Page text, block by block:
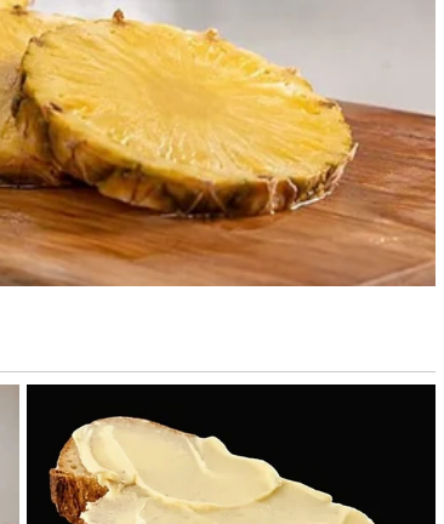
tiha snaga u pozadini.
neko uzima zdravo za gotovo.
DONOSI MIR
a ne iz povređenosti.
trebalo da dolazi prirodno.